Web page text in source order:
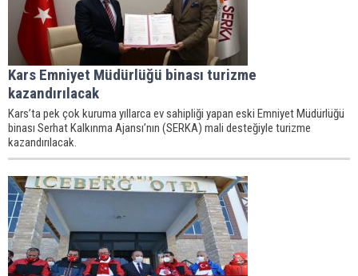
Kars Emniyet Müdürlüğü binası turizme
kazandırılacak
Kars’ta pek çok kuruma yıllarca ev sahipliği yapan eski Emniyet Müdürlüğü
binası Serhat Kalkınma Ajansı’nın (SERKA) mali desteğiyle turizme
kazandırılacak.